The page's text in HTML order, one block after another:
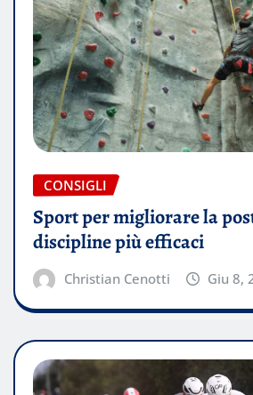
CONSIGLI
Sport per migliorare la
discipline più efficaci
Christian Cenotti Giu 8,